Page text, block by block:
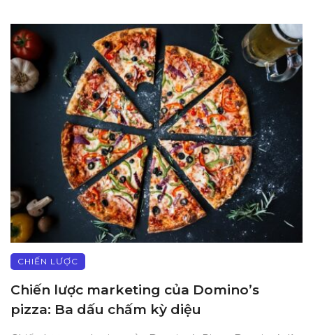
CHIẾN LƯỢC
Chiến lược marketing của Domino’s
pizza: Ba dấu chấm kỳ diệu